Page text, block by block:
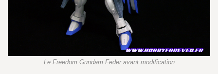
Le Freedom Gundam Feder avant modification